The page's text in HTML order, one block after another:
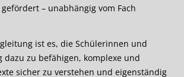
– unabhängig vom Fach
ist es, die Schülerinnen und
dazu zu befähigen, komplexe und
sicher zu verstehen und eigenständig